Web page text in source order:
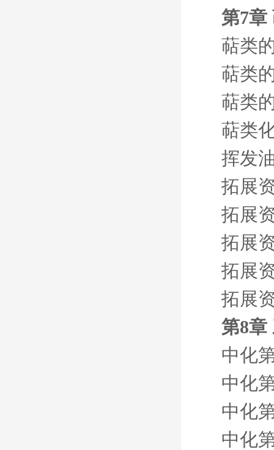
第7章
萜类
萜类
萜类
萜类
挥发
拓展
拓展
拓展
拓展
拓展
第8章
中化
中化
中化
中化